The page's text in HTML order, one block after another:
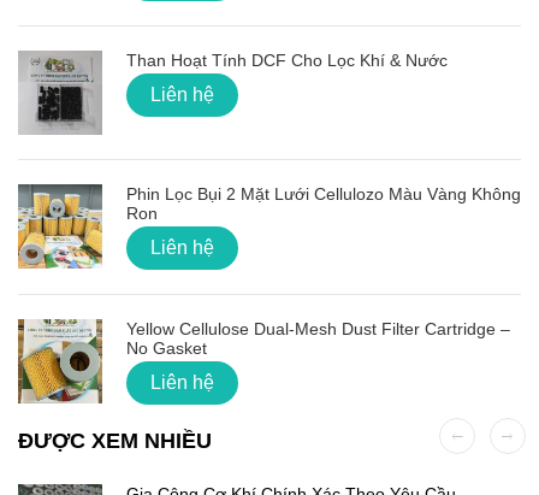
Than Hoạt Tính DCF Cho Lọc Khí & Nước
Liên hệ
Phin Lọc Bụi 2 Mặt Lưới Cellulozo Màu Vàng Không
Ron
Liên hệ
Yellow Cellulose Dual-Mesh Dust Filter Cartridge –
No Gasket
Liên hệ
ĐƯỢC XEM NHIỀU